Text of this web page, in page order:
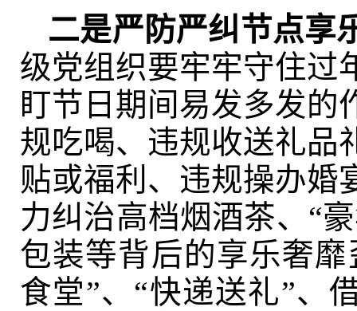
二是严防严纠节点享
级党组织要牢牢守住过
盯节日期间易发多发的
规吃喝、违规收送礼品
贴或福利、违规操办婚
力纠治高档烟酒茶、“
包装等背后的享乐奢
食堂”、“快递送礼”、